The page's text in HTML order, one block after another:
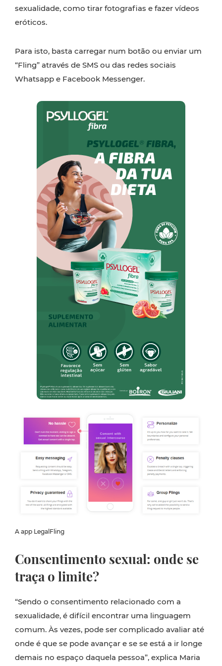
sexualidade, como tirar fotografias e fazer vídeos
eróticos.
Para isto, basta carregar num botão ou enviar um
“Fling” através de SMS ou das redes sociais
Whatsapp e Facebook Messenger.
A app LegalFling
Consentimento sexual: onde se
traça o limite?
“Sendo o consentimento relacionado com a
sexualidade, é difícil encontrar uma linguagem
comum. Às vezes, pode ser complicado avaliar até
onde é que se pode avançar e se se está a ir longe
demais no espaço daquela pessoa”, explica Maria